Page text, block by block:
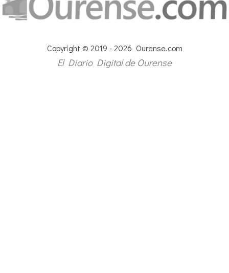
Copyright © 2019 - 2026 Ourense.com
El Diario Digital de Ourense